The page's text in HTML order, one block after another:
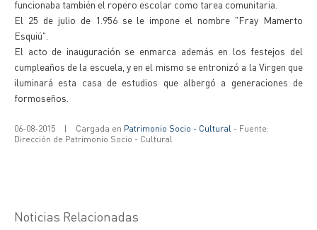
funcionaba también el ropero escolar como tarea comunitaria.
El 25 de julio de 1.956 se le impone el nombre "Fray Mamerto
Esquiú".
El acto de inauguración se enmarca además en los festejos del
cumpleaños de la escuela, y en el mismo se entronizó a la Virgen que
iluminará esta casa de estudios que albergó a generaciones de
formoseños.
06-08-2015 | Cargada en Patrimonio Socio - Cultural - Fuente:
Dirección de Patrimonio Socio - Cultural
Noticias Relacionadas